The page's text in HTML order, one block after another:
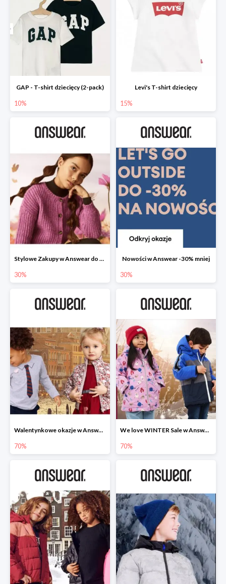
GAP - T-shirt dziecięcy (2-pack)
10%
Levi's T-shirt dziecięcy
15%
Stylowe Zakupy w Answear do -30%
30%
Nowości w Answear -30% mniej
30%
Walentynkowe okazje w Answear do -70%
70%
We love WINTER Sale w Answear do -70%
70%